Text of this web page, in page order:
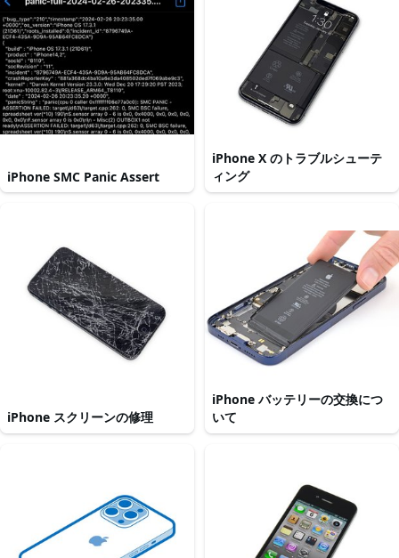
iPhone SMC Panic Assert
iPhone X のトラブルシューテ
ィング
iPhone スクリーンの修理
iPhone バッテリーの交換につ
いて